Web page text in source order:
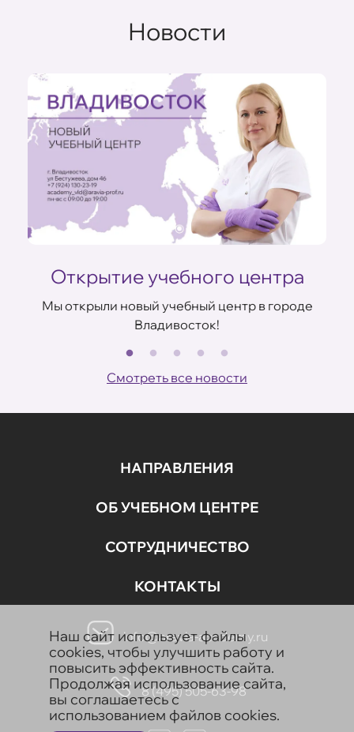
Новости
Открытие учебного центра
Мы открыли новый учебный центр в городе
Владивосток!
Смотреть все новости
НАПРАВЛЕНИЯ
ОБ УЧЕБНОМ ЦЕНТРЕ
СОТРУДНИЧЕСТВО
КОНТАКТЫ
info@aravia-academy.ru
8 (495) 505-63-98
Наш сайт использует файлы
cookies, чтобы улучшить работу и
повысить эффективность сайта.
Продолжая использование сайта,
вы соглашаетесь с
использованием файлов cookies.